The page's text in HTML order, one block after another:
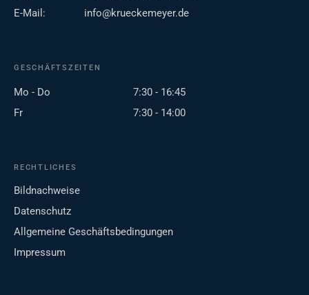
E-Mail:
info@krueckemeyer.de
GESCHÄFTSZEITEN
Mo - Do
7:30 - 16:45
Fr
7:30 - 14:00
RECHTLICHES
Bildnachweise
Datenschutz
Allgemeine Geschäftsbedingungen
Impressum